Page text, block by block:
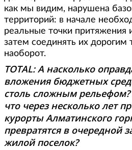
как мы видим, нарушена
территорий: в начале
реальные точки притяжения
затем соединять их дорогим
наоборот.
TOTAL: А насколько
вложения бюджетных
столь сложным рельефом?
что через несколько лет
курорты Алматинского
превратятся в очередной
жилой поселок?